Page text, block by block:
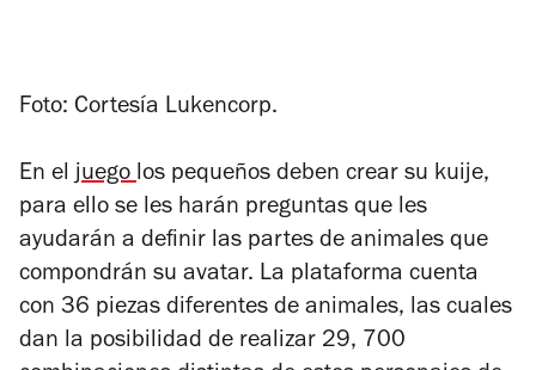
Foto: Cortesía Lukencorp.
En el juegolos pequeños deben crear su kuije,
para ello se les harán preguntas que les
ayudarán a definir las partes de animales que
compondrán su avatar. La plataforma cuenta
con 36 piezas diferentes de animales, las cuales
dan la posibilidad de realizar 29, 700